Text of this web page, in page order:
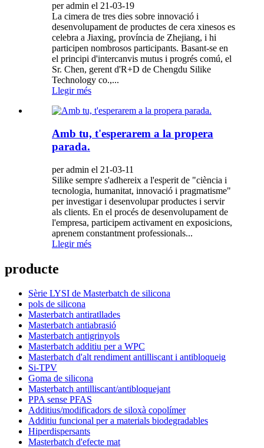
per admin el 21-03-19
La cimera de tres dies sobre innovació i
desenvolupament de productes de cera xinesos es
celebra a Jiaxing, província de Zhejiang, i hi
participen nombrosos participants. Basant-se en
el principi d'intercanvis mutus i progrés comú, el
Sr. Chen, gerent d'R+D de Chengdu Silike
Technology co.,...
Llegir més
Amb tu, t'esperarem a la propera
parada.
per admin el 21-03-11
Silike sempre s'adhereix a l'esperit de "ciència i
tecnologia, humanitat, innovació i pragmatisme"
per investigar i desenvolupar productes i servir
als clients. En el procés de desenvolupament de
l'empresa, participem activament en exposicions,
aprenem constantment professionals...
Llegir més
producte
Sèrie LYSI de Masterbatch de silicona
pols de silicona
Masterbatch antiratllades
Masterbatch antiabrasió
Masterbatch antigrinyols
Masterbatch additiu per a WPC
Masterbatch d'alt rendiment antilliscant i antibloqueig
Si-TPV
Goma de silicona
Masterbatch antilliscant/antibloquejant
PPA sense PFAS
Additius/modificadors de siloxà copolímer
Additiu funcional per a materials biodegradables
Hiperdispersants
Masterbatch d'efecte mat